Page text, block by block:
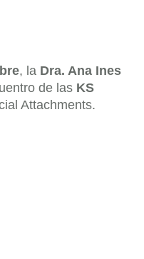
, la Dra. Ana Ines
de las KS
Attachments.